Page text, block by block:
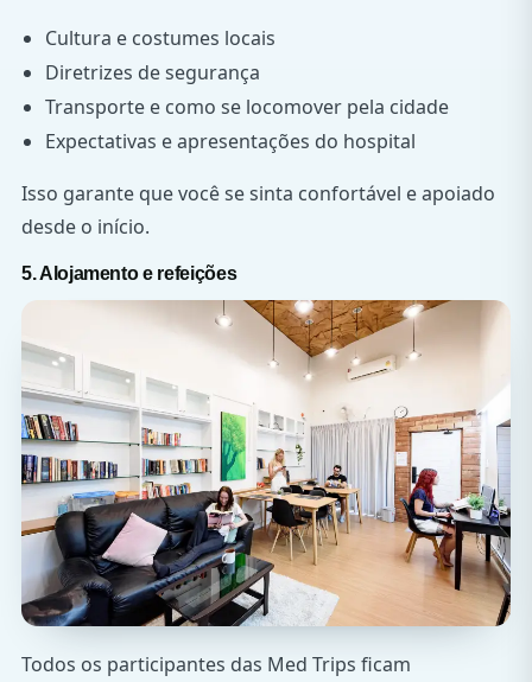
Cultura e costumes locais
Diretrizes de segurança
Transporte e como se locomover pela cidade
Expectativas e apresentações do hospital
Isso garante que você se sinta confortável e apoiado
desde o início.
5. Alojamento e refeições
Todos os participantes das Med Trips ficam